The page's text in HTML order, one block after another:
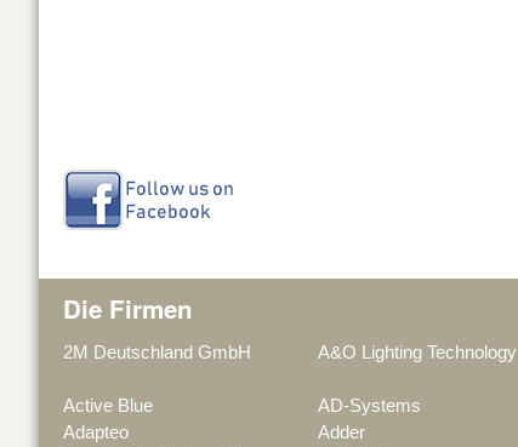
Die Firmen
2M Deutschland GmbH A&O Lighting Technology
Active Blue
AD-Systems
Adapteo
Adder